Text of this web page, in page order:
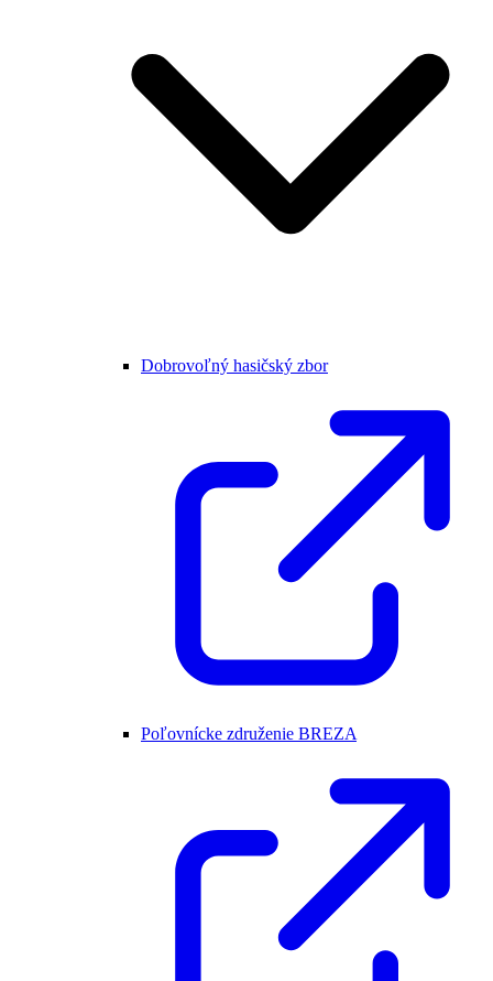
Dobrovoľný hasičský zbor
Poľovnícke združenie BREZA